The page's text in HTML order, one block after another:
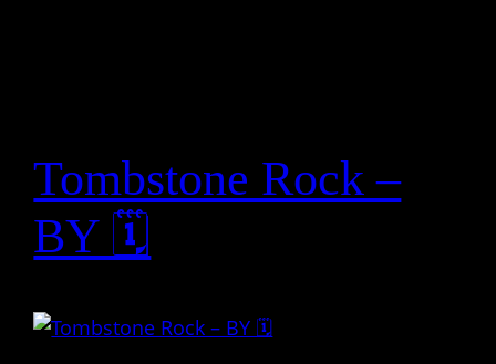
Tombstone Rock –
BY 🗓